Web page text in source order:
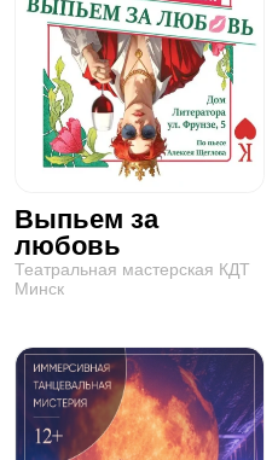
Выпьем за
любовь
Театральная мастерская КДТ
Минск